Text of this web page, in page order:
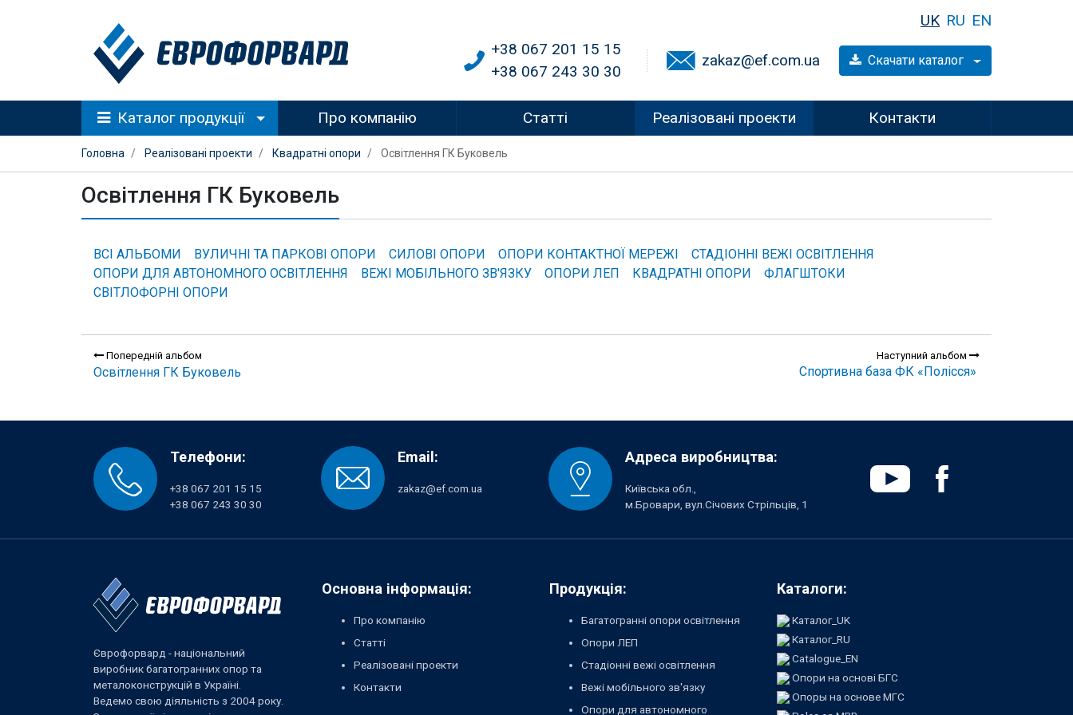
UK RU EN
+38 067 201 15 15
+38 067 243 30 30
zakaz@ef.com.ua Скачати каталог
Каталог продукції Про компанію Статті Реалізовані проекти Контакти
Головна Реалізовані проекти Квадратні опори Освітлення ГК Буковель
Освітлення ГК Буковель
ВСІ АЛЬБОМИ ВУЛИЧНІ ТА ПАРКОВІ ОПОРИ СИЛОВІ ОПОРИ ОПОРИ КОНТАКТНОЇ МЕРЕЖІ
СТАДІОННІ ВЕЖІ ОСВІТЛЕННЯ
ОПОРИ ДЛЯ АВТОНОМНОГО ОСВІТЛЕННЯ
ВЕЖІ МОБІЛЬНОГО ЗВ'ЯЗКУ ОПОРИ ЛЕП КВАДРАТНІ ОПОРИ
ФЛАГШТОКИ
СВІТЛОФОРНІ ОПОРИ
Попередній альбом
Освітлення ГК Буковель
Наступний альбом
Спортивна база ФК «Полісся»
Телефони:
+38 067 201 15 15
+38 067 243 30 30
Email:
zakaz@ef.com.ua
Адреса виробництва:
Київська обл.,
м.Бровари, вул.Січових Стрільців, 1
Єврофорвард - національний
виробник багатогранних опор та
металоконструкцій в Україні.
Ведемо свою діяльність з 2004 року.
Основна інформація:
Про компанію
Статті
Реалізовані проекти
Контакти
Продукція:
Багатогранні опори освітлення
Опори ЛЕП
Стадіонні вежі освітлення
Вежі мобільного зв'язку
Опори для автономного
Каталоги:
Каталог_UK
Каталог_RU
Catalogue_EN
Опори на основі БГС
Опоры на основе МГС